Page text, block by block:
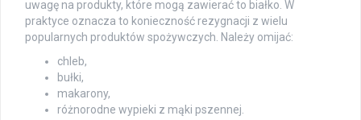
uwagę na produkty, które mogą zawierać to białko. W
praktyce oznacza to konieczność rezygnacji z wielu
popularnych produktów spożywczych. Należy omijać:
chleb,
bułki,
makarony,
różnorodne wypieki z mąki pszennej.